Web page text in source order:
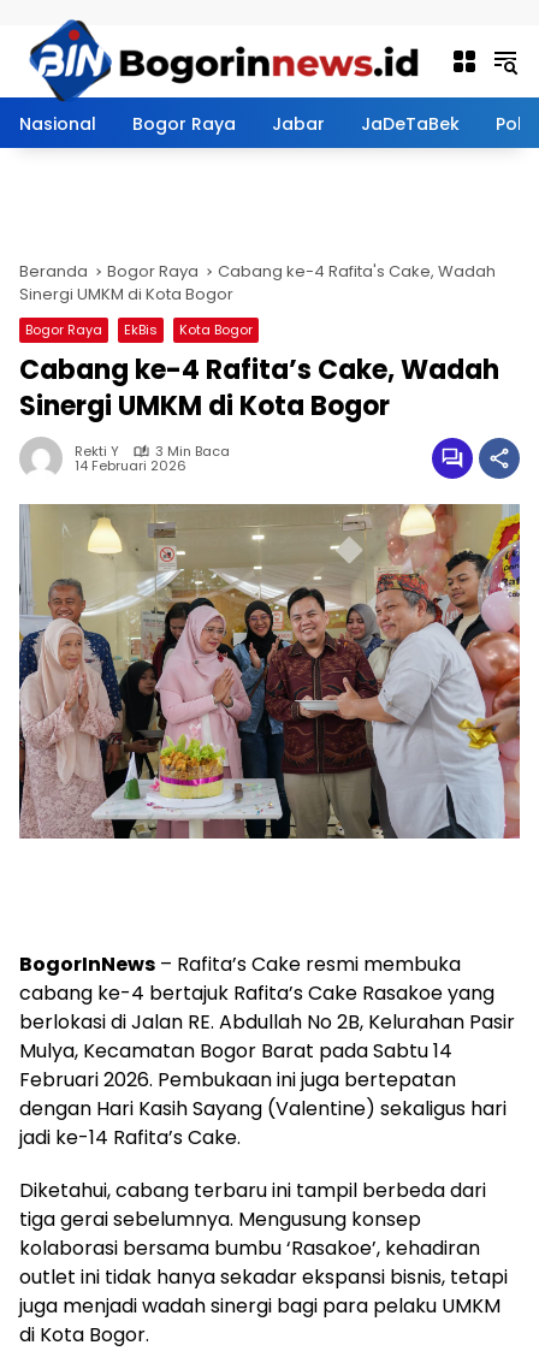
Nasional Bogor Raya Jabar JaDeTaBek
Beranda Bogor Raya
Cabang ke-4 Rafita's Cake, Wadah
Sinergi UMKM di Kota Bogor
Bogor Raya EkBis Kota Bogor
Cabang ke-4 Rafita’s Cake, Wadah
Sinergi UMKM di Kota Bogor
Rekti Y 3 Min Baca
14 Februari 2026
BogorInNews – Rafita’s Cake resmi membuka
cabang ke-4 bertajuk Rafita’s Cake Rasakoe yang
berlokasi di Jalan RE. Abdullah No 2B, Kelurahan Pasir
Mulya, Kecamatan Bogor Barat pada Sabtu 14
Februari 2026. Pembukaan ini juga bertepatan
dengan Hari Kasih Sayang (Valentine) sekaligus hari
jadi ke-14 Rafita’s Cake.
Diketahui, cabang terbaru ini tampil berbeda dari
tiga gerai sebelumnya. Mengusung konsep
kolaborasi bersama bumbu ‘Rasakoe’, kehadiran
outlet ini tidak hanya sekadar ekspansi bisnis, tetapi
juga menjadi wadah sinergi bagi para pelaku UMKM
di Kota Bogor.